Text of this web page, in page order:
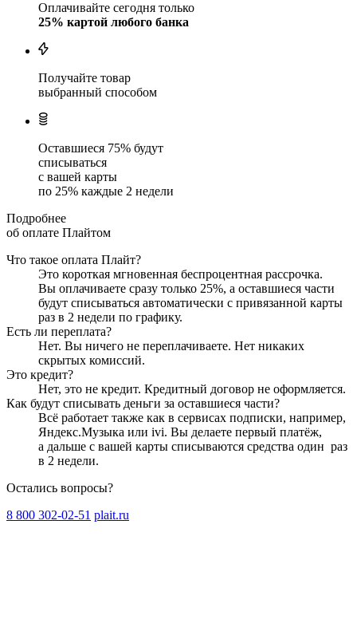
Оплачивайте сегодня только
25% картой любого банка
Получайте товар
выбранный способом
Оставшиеся 75% будут
списываться
с вашей карты
по 25% каждые 2 недели
Подробнее
об оплате Плайтом
Что такое оплата Плайт?
Это короткая мгновенная беспроцентная рассрочка.
Вы оплачиваете сразу только 25%, а оставшиеся части
будут списываться автоматически с привязанной карты
раз в 2 недели по графику.
Есть ли переплата?
Нет. Вы ничего не переплачиваете. Нет никаких
скрытых комиссий.
Это кредит?
Нет, это не кредит. Кредитный договор не оформляется.
Как будут списывать деньги за оставшиеся части?
Всё работает также как в сервисах подписки, например,
Яндекс.Музыка или ivi. Вы делаете первый платёж,
а дальше с вашей карты списываются средства один раз
в 2 недели.
Остались вопросы?
8 800 302-02-51 plait.ru